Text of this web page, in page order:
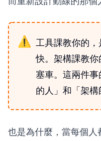
工具課教你的
快。架構課教
塞車。這兩件
的人」和「架構
也是為什麼，當每個